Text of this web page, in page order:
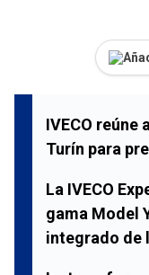
IVECO reúne
Turín para
La IVECO
gama Model
integrado de